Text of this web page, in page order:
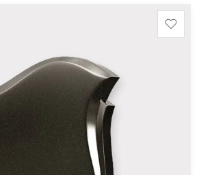
размеры: Стела: 80x40x5